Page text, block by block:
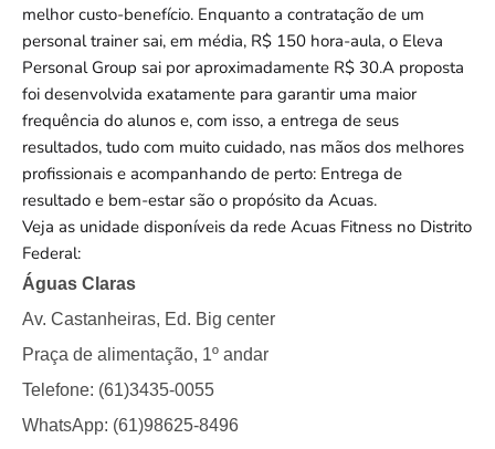
melhor custo-benefício. Enquanto a contratação de um
personal trainer sai, em média, R$ 150 hora-aula, o Eleva
Personal Group sai por aproximadamente R$ 30.A proposta
foi desenvolvida exatamente para garantir uma maior
frequência do alunos e, com isso, a entrega de seus
resultados, tudo com muito cuidado, nas mãos dos melhores
profissionais e acompanhando de perto: Entrega de
resultado e bem-estar são o propósito da Acuas.
Veja as unidade disponíveis da rede Acuas Fitness no Distrito
Federal:
Águas Claras
Av. Castanheiras, Ed. Big center
Praça de alimentação, 1º andar
Telefone: (61)3435-0055
WhatsApp: (61)98625-8496